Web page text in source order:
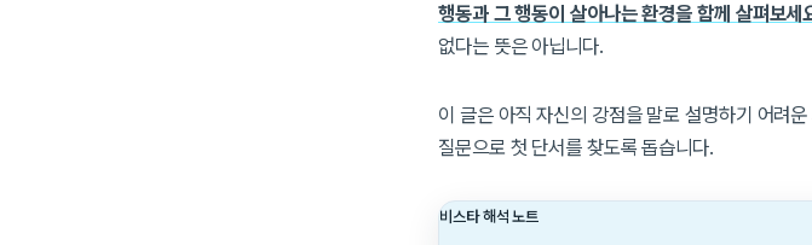
행동과 그 행동이 살아나는 환경을 함께 살펴보세
없다는 뜻은 아닙니다.
이 글은 아직 자신의 강점을 말로 설명하기 어려
질문으로 첫 단서를 찾도록 돕습니다.
비스타 해석 노트